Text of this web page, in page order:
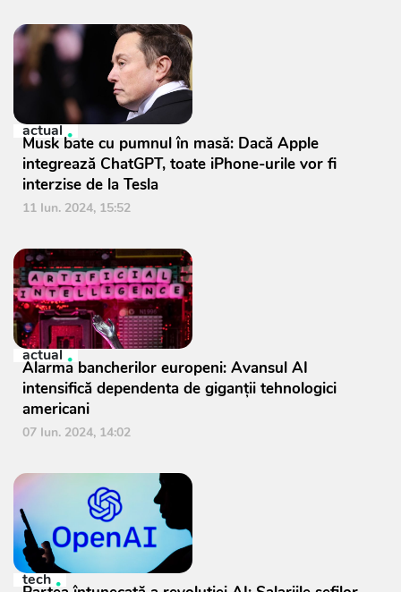
actual
Musk bate cu pumnul în masă: Dacă Apple
integrează ChatGPT, toate iPhone-urile vor fi
interzise de la Tesla
11 Iun. 2024, 15:52
actual
Alarma bancherilor europeni: Avansul AI
intensifică dependenta de giganții tehnologici
americani
07 Iun. 2024, 14:02
tech